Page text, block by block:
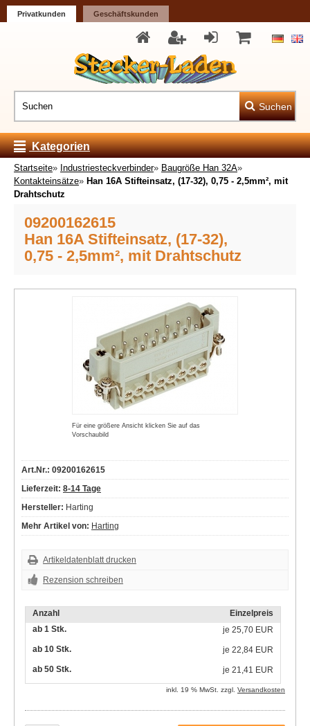
Privatkunden Geschäftskunden
Suchen
Kategorien
Startseite» Industriesteckverbinder» Baugröße Han 32A»
Kontakteinsätze» Han 16A Stifteinsatz, (17-32), 0,75 - 2,5mm², mit
Drahtschutz
09200162615
Han 16A Stifteinsatz, (17-32),
0,75 - 2,5mm², mit Drahtschutz
Für eine größere Ansicht klicken Sie auf das
Vorschaubild
Art.Nr.: 09200162615
Lieferzeit: 8-14 Tage
Hersteller: Harting
Mehr Artikel von: Harting
Artikeldatenblatt drucken
Rezension schreiben
Anzahl
Einzelpreis
ab 1 Stk.
je 25,70 EUR
ab 10 Stk.
je 22,84 EUR
ab 50 Stk.
je 21,41 EUR
inkl. 19 % MwSt. zzgl. Versandkosten